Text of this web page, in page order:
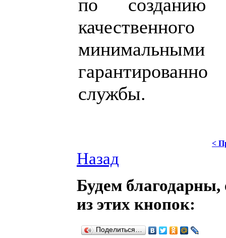
по
службы.
<
Назад
Будем благодарны,
из этих кнопок:
Поделиться…